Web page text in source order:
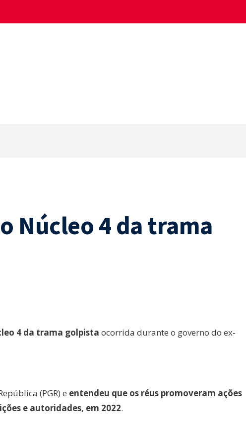
Núcleo 4 da trama
4 da trama golpista ocorrida durante o governo do ex-
(PGR) e entendeu que os réus promoveram ações
e autoridades, em 2022.